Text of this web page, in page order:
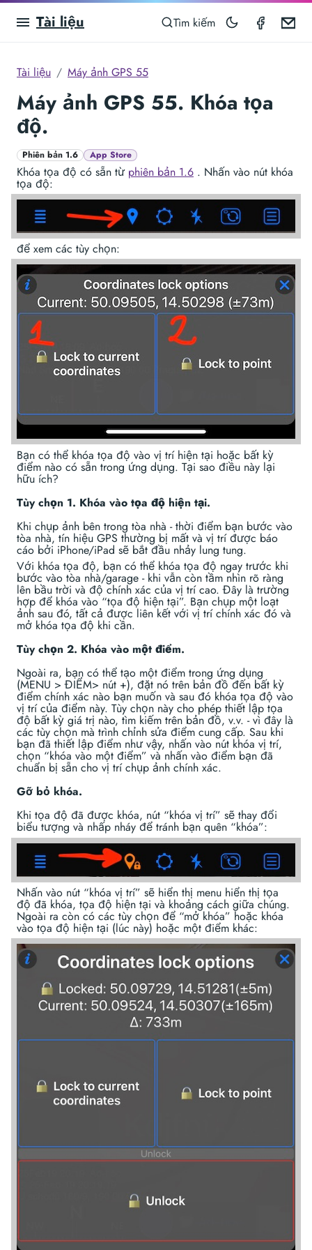
Tài liệu Tìm kiếm GPS
Tài liệu Máy ảnh GPS 55
Máy ảnh GPS 55. Khóa tọa
độ.
Phiên bản 1.6 App Store
Khóa tọa độ có sẵn từ phiên bản 1.6 . Nhấn vào nút khóa
tọa độ:
để xem các tùy chọn:
Bạn có thể khóa tọa độ vào vị trí hiện tại hoặc bất kỳ
điểm nào có sẵn trong ứng dụng. Tại sao điều này lại
hữu ích?
Tùy chọn 1. Khóa vào tọa độ hiện tại.
Khi chụp ảnh bên trong tòa nhà - thời điểm bạn bước vào
tòa nhà, tín hiệu GPS thường bị mất và vị trí được báo
cáo bởi iPhone/iPad sẽ bắt đầu nhảy lung tung.
Với khóa tọa độ, bạn có thể khóa tọa độ ngay trước khi
bước vào tòa nhà/garage - khi vẫn còn tầm nhìn rõ ràng
lên bầu trời và độ chính xác của vị trí cao. Đây là trường
hợp để khóa vào “tọa độ hiện tại”. Bạn chụp một loạt
ảnh sau đó, tất cả được liên kết với vị trí chính xác đó và
mở khóa tọa độ khi cần.
Tùy chọn 2. Khóa vào một điểm.
Ngoài ra, bạn có thể tạo một điểm trong ứng dụng
(MENU > ĐIỂM> nút +), đặt nó trên bản đồ đến bất kỳ
điểm chính xác nào bạn muốn và sau đó khóa tọa độ vào
vị trí của điểm này. Tùy chọn này cho phép thiết lập tọa
độ bất kỳ giá trị nào, tìm kiếm trên bản đồ, v.v. - vì đây là
các tùy chọn mà trình chỉnh sửa điểm cung cấp. Sau khi
bạn đã thiết lập điểm như vậy, nhấn vào nút khóa vị trí,
chọn “khóa vào một điểm” và nhấn vào điểm bạn đã
chuẩn bị sẵn cho vị trí chụp ảnh chính xác.
Gỡ bỏ khóa.
Khi tọa độ đã được khóa, nút “khóa vị trí” sẽ thay đổi
biểu tượng và nhấp nháy để tránh bạn quên “khóa”:
Nhấn vào nút “khóa vị trí” sẽ hiển thị menu hiển thị tọa
độ đã khóa, tọa độ hiện tại và khoảng cách giữa chúng.
Ngoài ra còn có các tùy chọn để “mở khóa” hoặc khóa
vào tọa độ hiện tại (lúc này) hoặc một điểm khác: